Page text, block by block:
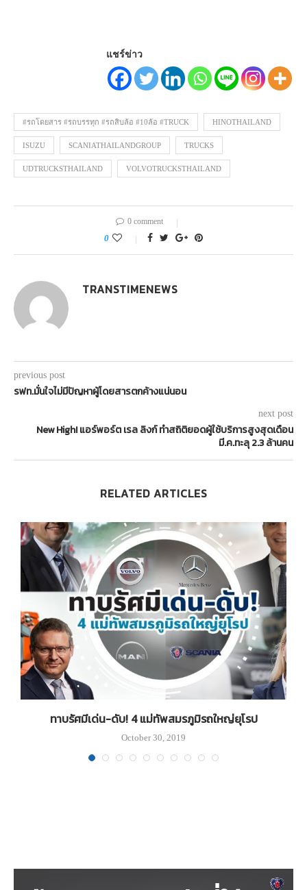
แชร์ข่าว
#รถโดยสาร #รถบรรทุก #รถสิบล้อ #10ล้อ #TRUCK HINOTHAILAND
ISUZU SCANIATHAILANDGROUP TRUCKS
UDTRUCKSTHAILAND VOLVOTRUCKSTHAILAND
0 comment
0
TRANSTIMENEWS
previous post
รฟท.มั่นใจไม่มีปัญหาผู้โดยสารตกค้างแน่นอน
next post
New High! แอร์พอร์ต เรล ลิงก์ ทำสถิติยอดผู้ใช้บริการสูงสุดเดือน
มี.ค.ทะลุ 2.3 ล้านคน
RELATED ARTICLES
ทาบรัศมีเด่น-ดับ! 4 แม่ทัพสมรภูมิรถใหญ่ยุโรป
October 30, 2019